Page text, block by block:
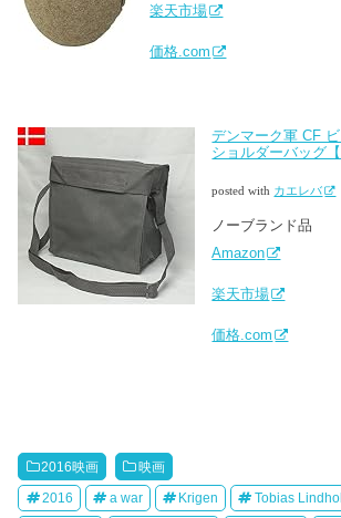
楽天市場
価格.com
デンマーク軍 CF
ショルダーバッグ
posted with カエレバ
ノーブランド品
Amazon
楽天市場
価格.com
2016映画 映画
2016 a war Krigen Tobias